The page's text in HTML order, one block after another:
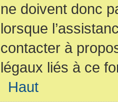
ne doivent donc
lorsque
contacter à
légaux liés à ce
Haut